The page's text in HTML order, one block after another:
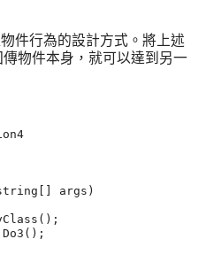
件行為的設計方式。將上述
物件本身，就可以達到另一
args)